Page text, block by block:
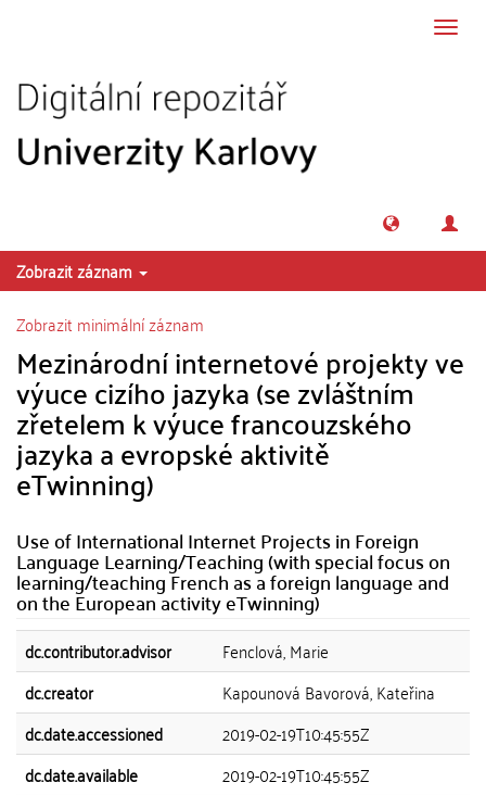
Zobrazit záznam
Zobrazit minimální záznam
Mezinárodní internetové projekty ve
výuce cizího jazyka (se zvláštním
zřetelem k výuce francouzského
jazyka a evropské aktivitě
eTwinning)
Use of International Internet Projects in Foreign
Language Learning/Teaching (with special focus on
learning/teaching French as a foreign language and
on the European activity eTwinning)
dc.contributor.advisor
Fenclová, Marie
dc.creator
Kapounová Bavorová, Kateřina
dc.date.accessioned
2019-02-19T10:45:55Z
dc.date.available
2019-02-19T10:45:55Z